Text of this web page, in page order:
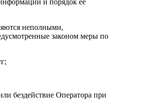
и порядок ее
неполными,
законом меры по
бездействие Оператора при